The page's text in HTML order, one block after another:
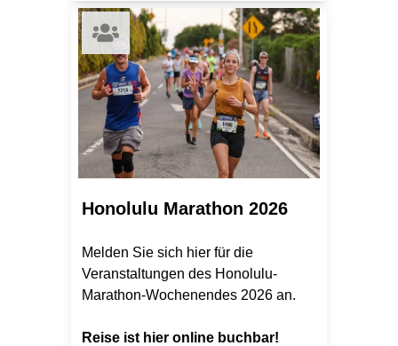
Honolulu Marathon 2026
Melden Sie sich hier für die
Veranstaltungen des Honolulu-
Marathon-Wochenendes 2026 an.
Reise ist hier online buchbar!